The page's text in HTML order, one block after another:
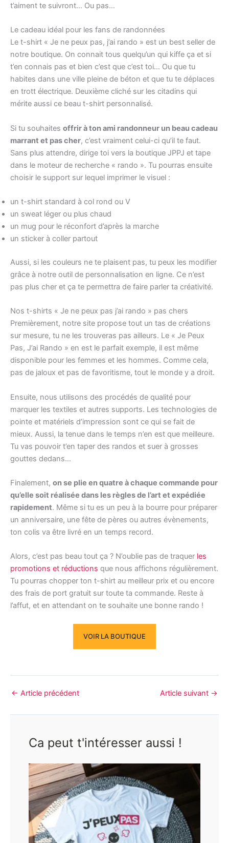
t’aiment te suivront… Ou pas…
Le cadeau idéal pour les fans de randonnées
Le t-shirt « Je ne peux pas, j’ai rando » est un best seller de
notre boutique. On connait tous quelqu’un qui kiffe ça et si
t’en connais pas et bien c’est que c’est toi… Ou que tu
habites dans une ville pleine de béton et que tu te déplaces
en trott électrique. Deuxième cliché sur les citadins qui
mérite aussi ce beau t-shirt personnalisé.
Si tu souhaites offrir à ton ami randonneur un beau cadeau
marrant et pas cher, c’est vraiment celui-ci qu’il te faut.
Sans plus attendre, dirige toi vers la boutique JPPJ et tape
dans le moteur de recherche « rando ». Tu pourras ensuite
choisir le support sur lequel imprimer le visuel :
un t-shirt standard à col rond ou V
un sweat léger ou plus chaud
un mug pour le réconfort d’après la marche
un sticker à coller partout
Aussi, si les couleurs ne te plaisent pas, tu peux les modifier
grâce à notre outil de personnalisation en ligne. Ce n’est
pas plus cher et ça te permettra de faire parler ta créativité.
Nos t-shirts « Je ne peux pas j’ai rando » pas chers
Premièrement, notre site propose tout un tas de créations
sur mesure, tu ne les trouveras pas ailleurs. Le « Je Peux
Pas, J’ai Rando » en est le parfait exemple, il est même
disponible pour les femmes et les hommes. Comme cela,
pas de jaloux et pas de favoritisme, tout le monde y a droit.
Ensuite, nous utilisons des procédés de qualité pour
marquer les textiles et autres supports. Les technologies de
pointe et matériels d’impression sont ce qui se fait de
mieux. Aussi, la tenue dans le temps n’en est que meilleure.
Tu vas pouvoir t’en taper des randos et suer à grosses
gouttes dedans…
Finalement, on se plie en quatre à chaque commande pour
qu’elle soit réalisée dans les règles de l’art et expédiée
rapidement. Même si tu es un peu à la bourre pour préparer
un anniversaire, une fête de pères ou autres évènements,
ton colis va être livré en un temps record.
Alors, c’est pas beau tout ça ? N’oublie pas de traquer les
promotions et réductions que nous affichons régulièrement.
Tu pourras chopper ton t-shirt au meilleur prix et ou encore
des frais de port gratuit sur toute ta commande. Reste à
l’affut, et en attendant on te souhaite une bonne rando !
VOIR LA BOUTIQUE
← Article précédent Article suivant →
Ca peut t'intéresser aussi !